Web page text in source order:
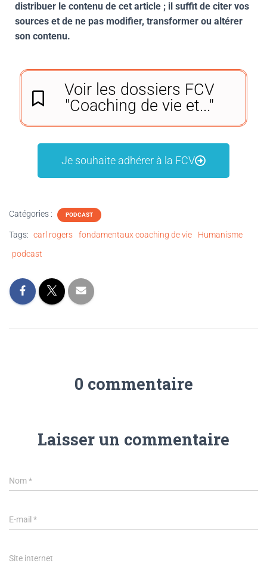
distribuer le contenu de cet article ; il suffit de citer vos
sources et de ne pas modifier, transformer ou altérer
son contenu.
Voir les dossiers FCV
"Coaching de vie et..."
Je souhaite adhérer à la FCV
Catégories : PODCAST
Tags: carl rogers fondamentaux coaching de vie
Humanisme
podcast
0 commentaire
Laisser un commentaire
Nom*
E-mail *
Site internet